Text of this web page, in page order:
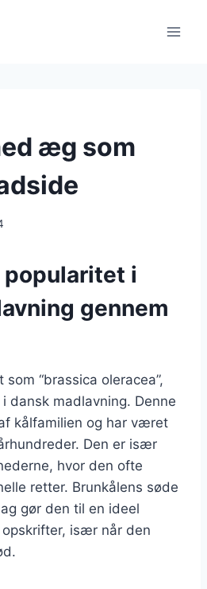
æg som
popularitet i
gennem
“brassica oleracea”,
dansk madlavning. Denne
kålfamilien og har været
Den er især
hvor den ofte
retter. Brunkålens søde
gør den til en ideel
især når den